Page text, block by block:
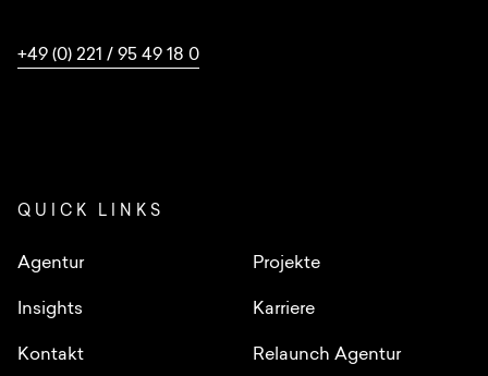
+49 (0) 221 / 95 49 18 0
QUICK LINKS
Agentur Projekte
Insights Karriere
Kontakt Relaunch Agentur